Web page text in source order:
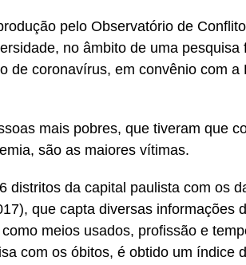
pelo Observatório de
no âmbito de uma pesquisa
de coronavírus, em convênio com a
mais pobres, que tiveram que
são as maiores vítimas.
distritos da capital paulista com os
que capta diversas informações
meios usados, profissão e
com os óbitos, é obtido um índice